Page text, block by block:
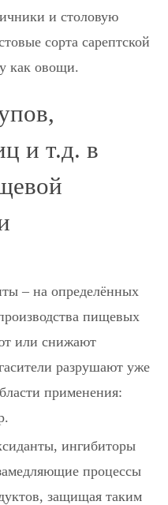
и столовую
сорта сарептской
как овощи.
и т.д. в
– на определённых
пищевых
или снижают
разрушают уже
применения:
ингибиторы
процессы
защищая таким